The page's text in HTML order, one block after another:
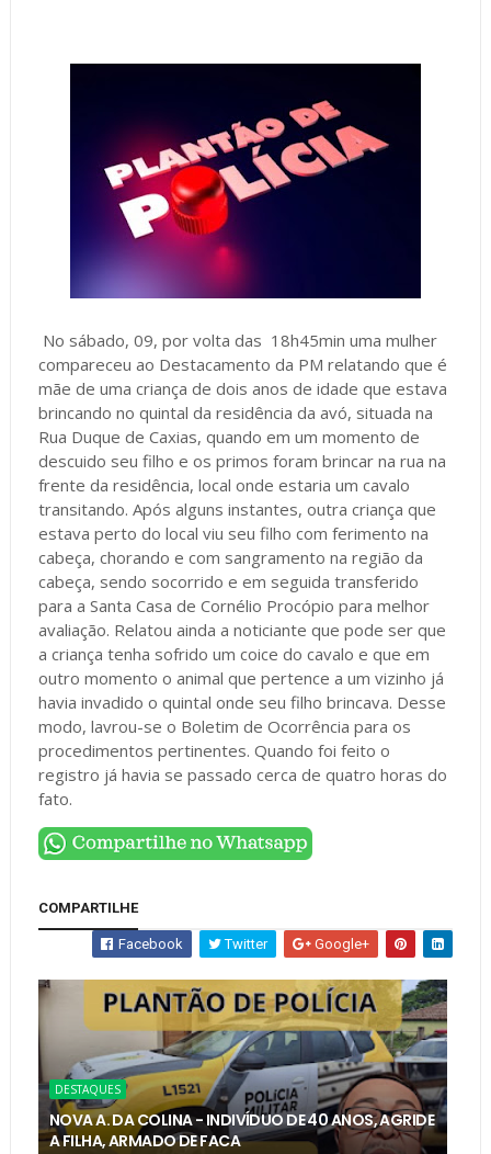
No sábado, 09, por volta das 18h45min uma mulher
compareceu ao Destacamento da PM relatando que é
mãe de uma criança de dois anos de idade que estava
brincando no quintal da residência da avó, situada na
Rua Duque de Caxias, quando em um momento de
descuido seu filho e os primos foram brincar na rua na
frente da residência, local onde estaria um cavalo
transitando. Após alguns instantes, outra criança que
estava perto do local viu seu filho com ferimento na
cabeça, chorando e com sangramento na região da
cabeça, sendo socorrido e em seguida transferido
para a Santa Casa de Cornélio Procópio para melhor
avaliação. Relatou ainda a noticiante que pode ser que
a criança tenha sofrido um coice do cavalo e que em
outro momento o animal que pertence a um vizinho já
havia invadido o quintal onde seu filho brincava. Desse
modo, lavrou-se o Boletim de Ocorrência para os
procedimentos pertinentes. Quando foi feito o
registro já havia se passado cerca de quatro horas do
fato.
COMPARTILHE
Facebook Twitter Google+
DESTAQUES
NOVA A. DA COLINA - INDIVÍDUO DE 40 ANOS, AGRIDE
A FILHA, ARMADO DE FACA